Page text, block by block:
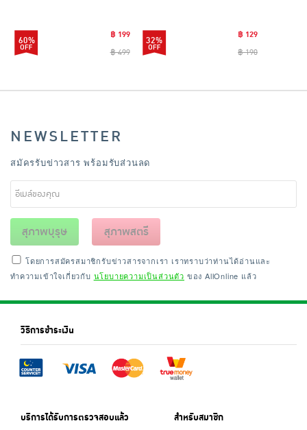
60%
฿ 199
฿ 499
32%
฿ 129
฿ 190
NEWSLETTER
สมัครรับข่าวสาร พร้อมรับส่วนลด
สุภาพบุรุษ สุภาพสตรี
โดยการสมัครสมาชิกรับข่าวสารจากเรา เราทราบว่าท่านได้อ่านและ
ทำความเข้าใจเกี่ยวกับ นโยบายความเป็นส่วนตัว ของ AllOnline แล้ว
วิธีการชำระเงิน
บริการได้รับการตรวจสอบแล้ว สำหรับสมาชิก